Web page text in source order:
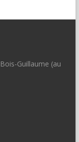
Guillaume (au